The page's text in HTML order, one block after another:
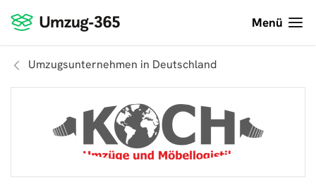
Menü
Umzugsunternehmen in Deutschland